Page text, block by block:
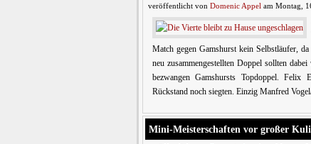
veröffentlicht von Domenic Appel am Montag,
Match gegen Gamshurst kein Selbstläufer,
neu zusammengestellten Doppel sollten
bezwangen Gamshursts Topdoppel. Felix
Rückstand noch siegten. Einzig Manfred
Mini-Meisterschaften vor großer